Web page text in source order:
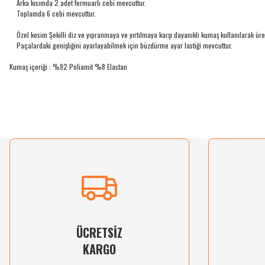
Arka kısımda 2 adet fermuarlı cebi mevcuttur.
Toplamda 6 cebi mevcuttur.
Özel kesim Şekilli diz ve yıpranmaya ve yırtılmaya karşı dayanıklı kumaş kullanılarak
Paçalardaki genişliğini ayarlayabilmek için büzdürme ayar lastiği mevcuttur.
Kumaş içeriği : %92 Poliamit %8 Elastan
Ürün bilgilerinde hatalar bulunuyor.
ÜCRETSİZ
KARGO